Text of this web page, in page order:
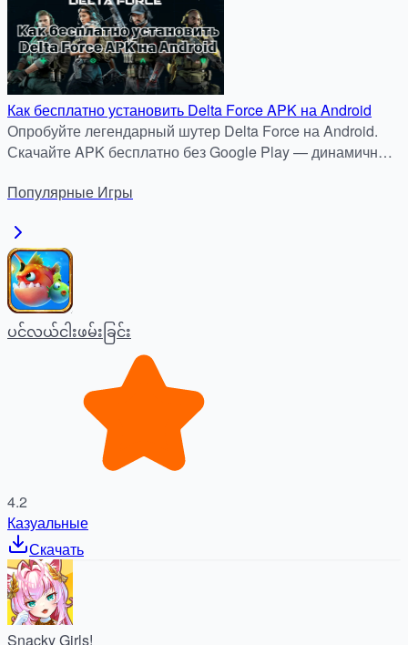
Как бесплатно установить Delta Force APK на Android
Опробуйте легендарный шутер Delta Force на Android.
Скачайте APK бесплатно без Google Play — динамичные
установка через apkdock.com.
Популярные Игры
ပင်လယ်ငါးဖမ်းခြင်း
4.2
Казуальные
Скачать
Snacky Girls!